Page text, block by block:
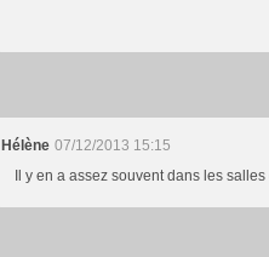
Hélène 07/12/2013 15:15
Il y en a assez souvent dans les